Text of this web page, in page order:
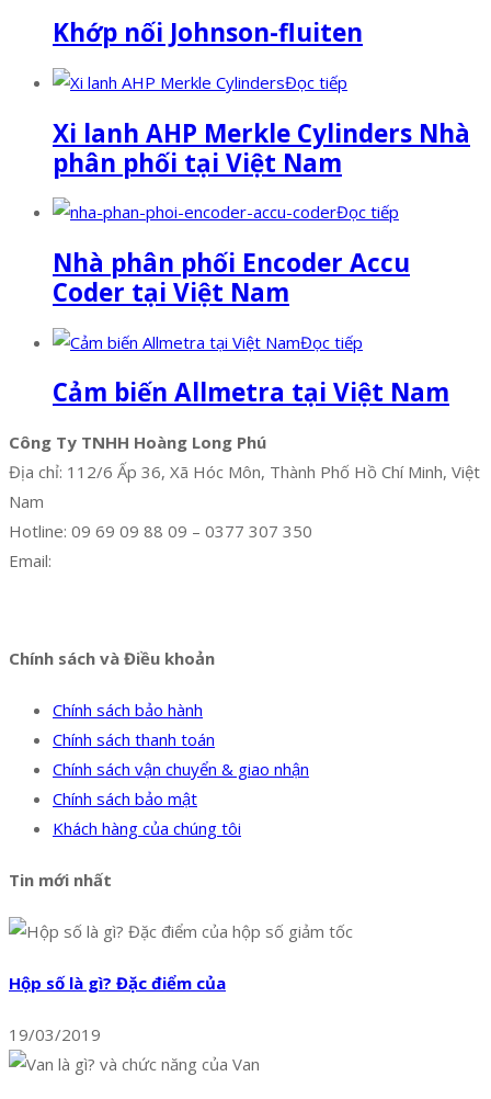
Khớp nối Johnson-fluiten
Đọc tiếp
Xi lanh AHP Merkle Cylinders Nhà
phân phối tại Việt Nam
Đọc tiếp
Nhà phân phối Encoder Accu
Coder tại Việt Nam
Đọc tiếp
Cảm biến Allmetra tại Việt Nam
Công Ty TNHH Hoàng Long Phú
Địa chỉ: 112/6 Ấp 36, Xã Hóc Môn, Thành Phố Hồ Chí Minh, Việt
Nam
Hotline: 09 69 09 88 09 – 0377 307 350
Email:
Chính sách và Điều khoản
Chính sách bảo hành
Chính sách thanh toán
Chính sách vận chuyển & giao nhận
Chính sách bảo mật
Khách hàng của chúng tôi
Tin mới nhất
Hộp số là gì? Đặc điểm của
19/03/2019